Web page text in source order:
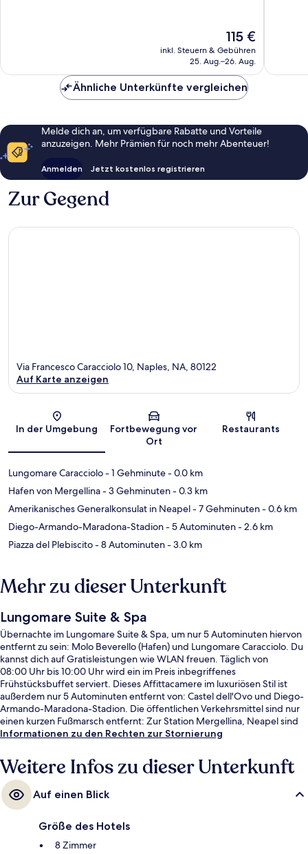
Der
Preis
beträgt
115 €
inkl. Steuern & Gebühren
25. Aug.–26. Aug.
Ähnliche Unterkünfte vergleichen
Melde dich an, um verfügbare Rabatte und Vorteile
anzuzeigen. Mehr Prämien für noch mehr Abenteuer!
Anmelden Jetzt kostenlos registrieren
Zur Gegend
Karte
Via Francesco Caracciolo 10, Naples, NA, 80122
Auf Karte anzeigen
In der Umgebung
Fortbewegung vor
Ort
Restaurants
Lungomare Caracciolo- 1 Gehminute- 0.0 km
Hafen von Mergellina- 3 Gehminuten- 0.3 km
Amerikanisches Generalkonsulat in Neapel- 7 Gehminuten- 0.6 km
Diego-Armando-Maradona-Stadion- 5 Autominuten- 2.6 km
Piazza del Plebiscito- 8 Autominuten- 3.0 km
Mehr zu dieser Unterkunft
Lungomare Suite & Spa
Übernachte im Lungomare Suite & Spa, um nur 5 Autominuten hiervon
entfernt zu sein: Molo Beverello (Hafen) und Lungomare Caracciolo. Du
kannst dich auf Gratisleistungen wie WLAN freuen. Täglich von
08:00 Uhr bis 10:00 Uhr wird ein im Preis inbegriffenes
Frühstücksbuffet serviert. Dieses Affittacamere im luxuriösen Stil ist
außerdem nur 5 Autominuten entfernt von: Castel dell'Ovo und Diego-
Armando-Maradona-Stadion. Die öffentlichen Verkehrsmittel sind nur
einen kurzen Fußmarsch entfernt: Zur Station Mergellina, Neapel sind
es 6 Minuten und zur U-Bahn-Station Arco Mirelli - Repubblica 9
Informationen zu den Rechten zur Stornierung
Weitere Infos zu dieser Unterkunft
Auf einen Blick
Größe des Hotels
8 Zimmer